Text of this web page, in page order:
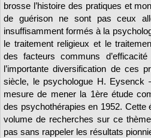
brosse l’histoire des pratiques et
de guérison ne sont pas ceux
insuffisamment formés à la
le traitement religieux et le
des facteurs communs
l’importante diversification de ces
siècle, le psychologue H.
mesure de mener la 1ère étude
des psychothérapies en 1952. Cette
volume de recherches sur ce
pas sans rappeler les résultats